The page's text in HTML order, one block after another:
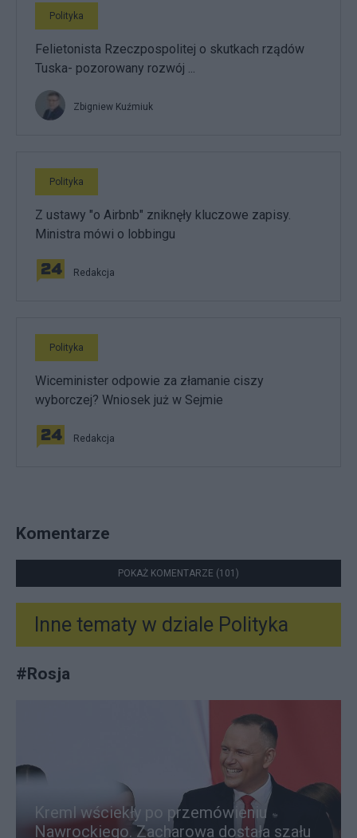
Polityka
Felietonista Rzeczpospolitej o skutkach rządów
Tuska- pozorowany rozwój ...
Zbigniew Kuźmiuk
Polityka
Z ustawy "o Airbnb" zniknęły kluczowe zapisy.
Ministra mówi o lobbingu
Redakcja
Polityka
Wiceminister odpowie za złamanie ciszy
wyborczej? Wniosek już w Sejmie
Redakcja
Komentarze
POKAŻ KOMENTARZE (101)
Inne tematy w dziale Polityka
#Rosja
Kreml wściekły po przemówieniu
Nawrockiego. Zacharowa dostała szału